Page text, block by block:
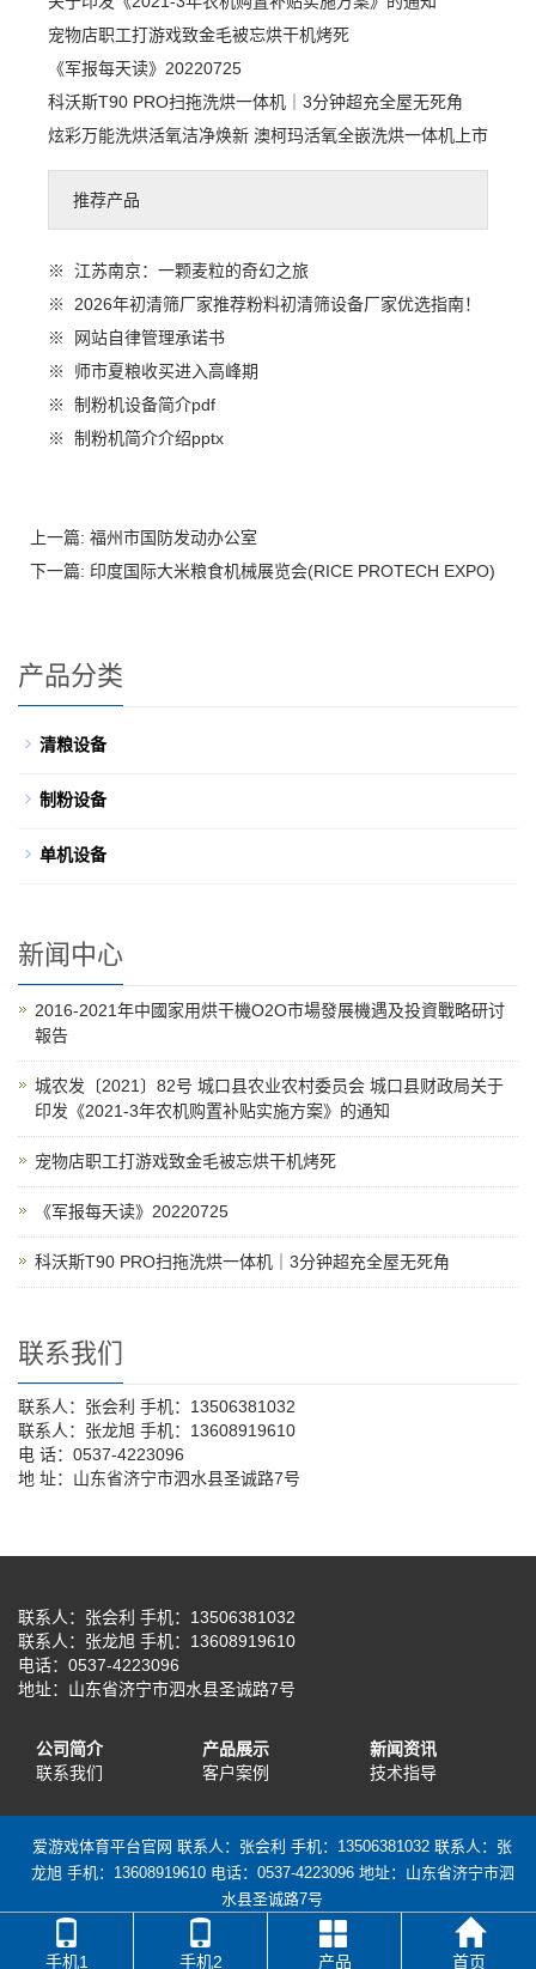
宠物店职工打游戏致金毛被忘烘干机烤死
《军报每天读》20220725
科沃斯T90 PRO扫拖洗烘一体机｜3分钟超充全屋无死角
炫彩万能洗烘活氧洁净焕新 澳柯玛活氧全嵌洗烘一体机上市
推荐产品
※ 江苏南京：一颗麦粒的奇幻之旅
※ 2026年初清筛厂家推荐粉料初清筛设备厂家优选指南！
※
网站自律管理承诺书
※ 师市夏粮收买进入高峰期
※ 制粉机设备简介pdf
※ 制粉机简介介绍pptx
上一篇: 福州市国防发动办公室
下一篇: 印度国际大米粮食机械展览会(RICE PROTECH EXPO)
产品分类
清粮设备
制粉设备
单机设备
新闻中心
2016-2021年中國家用烘干機O2O市場發展機遇及投資戰略研讨
報告
城农发〔2021〕82号 城口县农业农村委员会 城口县财政局关于
印发《2021-3年农机购置补贴实施方案》的通知
宠物店职工打游戏致金毛被忘烘干机烤死
《军报每天读》20220725
科沃斯T90 PRO扫拖洗烘一体机｜3分钟超充全屋无死角
联系我们
联系人：张会利 手机：13506381032
联系人：张龙旭 手机：13608919610
电 话：0537-4223096
地 址：山东省济宁市泗水县圣诚路7号
联系人：张会利 手机：13506381032
联系人：张龙旭 手机：13608919610
电话：0537-4223096
地址：山东省济宁市泗水县圣诚路7号
公司简介
联系我们
产品展示
客户案例
新闻资讯
技术指导
爱游戏体育平台官网 联系人：张会利 手机：13506381032 联系人：张
龙旭 手机：13608919610 电话：0537-4223096 地址：山东省济宁市泗
水县圣诚路7号
手机1 手机2 产品 首页